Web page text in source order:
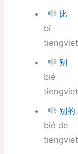
比
bǐ
tiengviet
别
bié
tiengviet
别的
bié de
tiengviet